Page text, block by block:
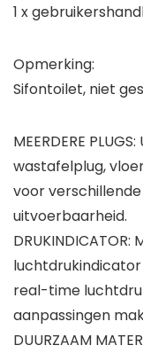
1 x
Opmerking:
Sifontoilet, niet
MEERDERE
wastafelplug,
voor
uitvoerbaarheid.
real-time
aanpassingen
DUURZAAM